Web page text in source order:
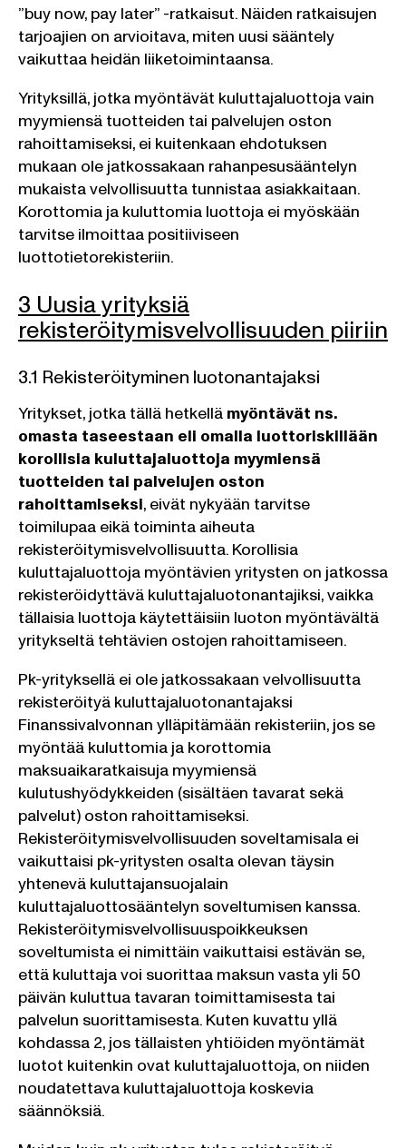
”buy now, pay later” -ratkaisut. Näiden ratkaisujen
tarjoajien on arvioitava, miten uusi sääntely
vaikuttaa heidän liiketoimintaansa.
Yrityksillä, jotka myöntävät kuluttajaluottoja vain
myymiensä tuotteiden tai palvelujen oston
rahoittamiseksi, ei kuitenkaan ehdotuksen
mukaan ole jatkossakaan rahanpesusääntelyn
mukaista velvollisuutta tunnistaa asiakkaitaan.
Korottomia ja kuluttomia luottoja ei myöskään
tarvitse ilmoittaa positiiviseen
luottotietorekisteriin.
3 Uusia yrityksiä
rekisteröitymisvelvollisuuden piiriin
3.1 Rekisteröityminen luotonantajaksi
Yritykset, jotka tällä hetkellä myöntävät ns.
omasta taseestaan eli omalla luottoriskillään
korollisia kuluttajaluottoja myymiensä
tuotteiden tai palvelujen oston
rahoittamiseksi, eivät nykyään tarvitse
toimilupaa eikä toiminta aiheuta
rekisteröitymisvelvollisuutta. Korollisia
kuluttajaluottoja myöntävien yritysten on jatkossa
rekisteröidyttävä kuluttajaluotonantajiksi, vaikka
tällaisia luottoja käytettäisiin luoton myöntävältä
yritykseltä tehtävien ostojen rahoittamiseen.
Pk-yrityksellä ei ole jatkossakaan velvollisuutta
rekisteröityä kuluttajaluotonantajaksi
Finanssivalvonnan ylläpitämään rekisteriin, jos se
myöntää kuluttomia ja korottomia
maksuaikaratkaisuja myymiensä
kulutushyödykkeiden (sisältäen tavarat sekä
palvelut) oston rahoittamiseksi.
Rekisteröitymisvelvollisuuden soveltamisala ei
vaikuttaisi pk-yritysten osalta olevan täysin
yhtenevä kuluttajansuojalain
kuluttajaluottosääntelyn soveltumisen kanssa.
Rekisteröitymisvelvollisuuspoikkeuksen
soveltumista ei nimittäin vaikuttaisi estävän se,
että kuluttaja voi suorittaa maksun vasta yli 50
päivän kuluttua tavaran toimittamisesta tai
palvelun suorittamisesta. Kuten kuvattu yllä
kohdassa 2, jos tällaisten yhtiöiden myöntämät
luotot kuitenkin ovat kuluttajaluottoja, on niiden
noudatettava kuluttajaluottoja koskevia
säännöksiä.